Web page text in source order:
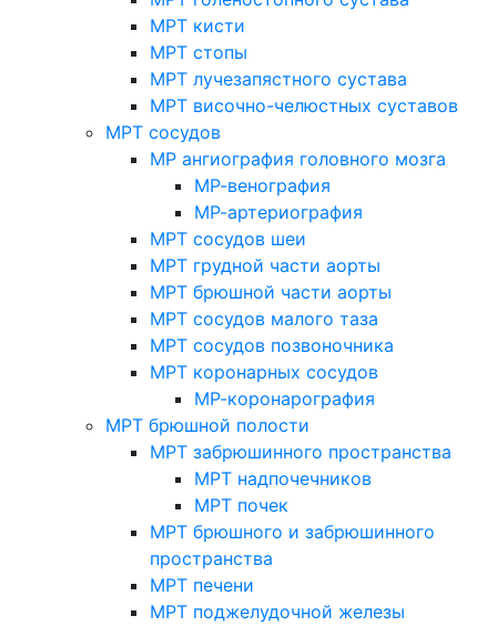
МРТ кисти
МРТ стопы
МРТ лучезапястного сустава
МРТ височно-челюстных суставов
МРТ сосудов
МР ангиография головного мозга
МР-венография
МР-артериография
МРТ сосудов шеи
МРТ грудной части аорты
МРТ брюшной части аорты
МРТ сосудов малого таза
МРТ сосудов позвоночника
МРТ коронарных сосудов
МР-коронарография
МРТ брюшной полости
МРТ забрюшинного пространства
МРТ надпочечников
МРТ почек
МРТ брюшного и забрюшинного
пространства
МРТ печени
МРТ поджелудочной железы